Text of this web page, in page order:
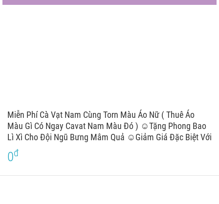
Miễn Phí Cà Vạt Nam Cùng Torn Màu Áo Nữ ( Thuê Áo
Màu Gì Có Ngay Cavat Nam Màu Đó ) ☺Tặng Phong Bao
Lì Xì Cho Đội Ngũ Bưng Mâm Quả ☺Giảm Giá Đặc Biệt Với
Số Lượng Trên 6 Bộ
0đ